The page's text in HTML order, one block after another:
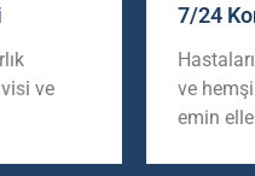
ve
7/24
ve
emin